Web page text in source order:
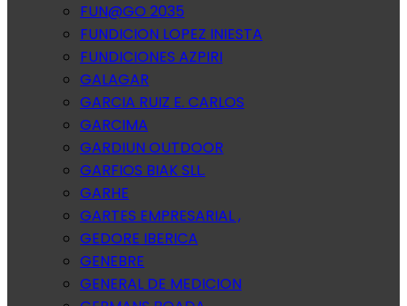
FUN@GO 2035
FUNDICION LOPEZ INIESTA
FUNDICIONES AZPIRI
GALAGAR
GARCIA RUIZ E. CARLOS
GARCIMA
GARDIUN OUTDOOR
GARFIOS BIAK SLL.
GARHE
GARTES EMPRESARIAL ,
GEDORE IBERICA
GENEBRE
GENERAL DE MEDICION